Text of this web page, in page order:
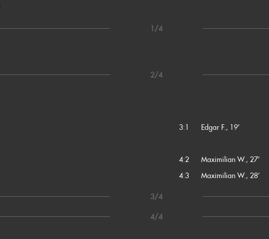
1/4
2/4
3:1
Edgar F., 19’
4:2
Maximilian W., 27’
4:3
Maximilian W., 28’
3/4
4/4